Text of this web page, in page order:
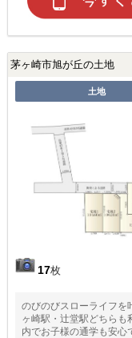
茅ヶ崎市旭が丘の土地
土地
17枚
のびのびスローライフ
ヶ崎駅・辻堂駅どちら
内でお子様の通学も安心